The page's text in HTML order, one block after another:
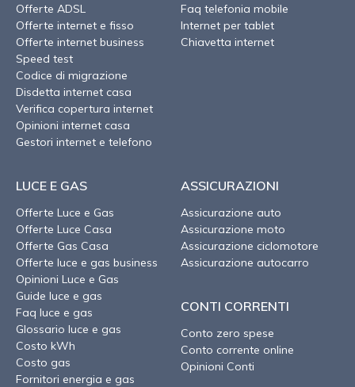
Offerte ADSL
Offerte internet e fisso
Offerte internet business
Speed test
Codice di migrazione
Disdetta internet casa
Verifica copertura internet
Opinioni internet casa
Gestori internet e telefono
Faq telefonia mobile
Internet per tablet
Chiavetta internet
LUCE E GAS
Offerte Luce e Gas
Offerte Luce Casa
Offerte Gas Casa
Offerte luce e gas business
Opinioni Luce e Gas
Guide luce e gas
Faq luce e gas
Glossario luce e gas
Costo kWh
Costo gas
Fornitori energia e gas
ASSICURAZIONI
Assicurazione auto
Assicurazione moto
Assicurazione ciclomotore
Assicurazione autocarro
CONTI CORRENTI
Conto zero spese
Conto corrente online
Opinioni Conti